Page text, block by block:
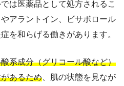
は医薬品として処方されるこ
アラントイン、ビサボロール
を和らげる働きがあります。
系成分（グリコール酸など）
あるため 、肌の状態を見なが